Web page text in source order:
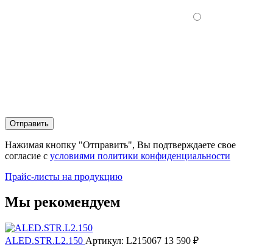
Отправить
Нажимая кнопку "Отправить", Вы подтверждаете свое
согласие с условиями политики конфиденциальности
Прайс-листы на продукцию
Мы рекомендуем
ALED.STR.L2.150 Артикул: L215067 13 590 ₽